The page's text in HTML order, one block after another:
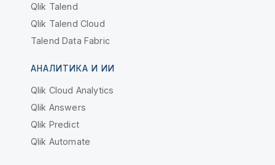
Qlik Talend
Qlik Talend Cloud
Talend Data Fabric
АНАЛИТИКА И ИИ
Qlik Cloud Analytics
Qlik Answers
Qlik Predict
Qlik Automate